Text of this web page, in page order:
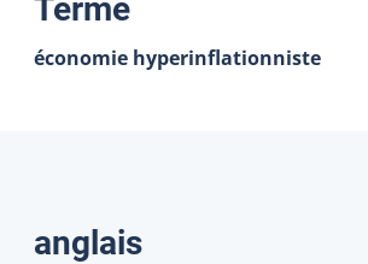
Terme
économie hyperinflationniste
Traductions
anglais